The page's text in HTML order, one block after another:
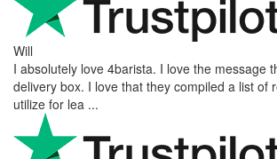
Will
I absolutely love 4barista. I love the message
delivery box. I love that they compiled a list of
utilize for lea ...